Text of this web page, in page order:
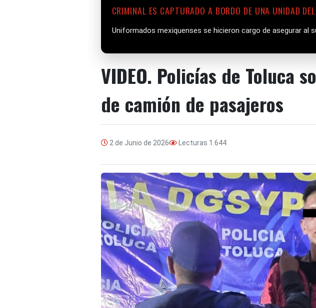
CRIMINAL ES CAPTURADO A BORDO DE UNA UNIDAD
Uniformados mexiquenses se hicieron cargo de asegurar al
VIDEO. Policías de Toluca
de camión de pasajeros
2 de Junio de 2026 Lecturas 1.644